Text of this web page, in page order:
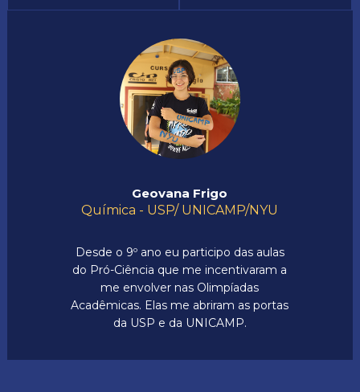
Geovana Frigo
Química - USP/ UNICAMP/NYU
Desde o 9º ano eu participo das aulas
do Pró-Ciência que me incentivaram a
me envolver nas Olimpíadas
Acadêmicas. Elas me abriram as portas
da USP e da UNICAMP.